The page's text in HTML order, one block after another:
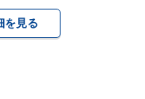
を見る